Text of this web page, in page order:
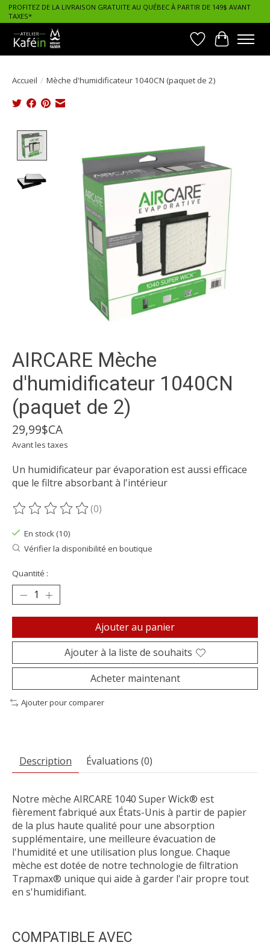
PROFITEZ DE LA LIVRAISON GRATUITE AU QUÉBEC À PARTIR DE 149$ AVANT
TAXES*
Liste dePanier
Accueil / Mèche d'humidificateur 1040CN (paquet de 2)
AIRCARE Mèche
d'humidificateur 1040CN
(paquet de 2)
29,99$CA
Avant les taxes
Un humidificateur par évaporation est aussi efficace
que le filtre absorbant à l'intérieur
Ce produit est évalué à
(0)
En stock (10)
Vérifier la disponibilité en boutique
Quantité :
Ajouter au panier
Ajouter à la liste de souhaits
Acheter maintenant
Ajouter pour comparer
Description Évaluations (0)
Notre mèche AIRCARE 1040 Super Wick® est
fièrement fabriqué aux États-Unis à partir de papier
de la plus haute qualité pour une absorption
supplémentaire, une meilleure évacuation de
l'humidité et une utilisation plus longue. Chaque
mèche est dotée de notre technologie de filtration
Trapmax® unique qui aide à garder l'air propre tout
en s'humidifiant.
COMPATIBLE AVEC